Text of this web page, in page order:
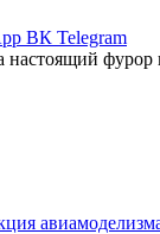
ВК Telegram
настоящий